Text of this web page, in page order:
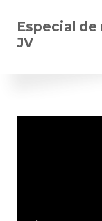
Especial
JV